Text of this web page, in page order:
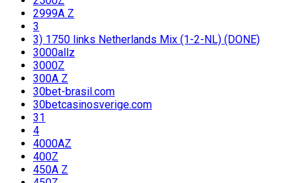
2999A Z
3
3) 1750 links Netherlands Mix (1-2-NL) (DONE)
3000allz
3000Z
300A Z
30bet-brasil.com
30betcasinosverige.com
31
4
4000AZ
400Z
450A Z